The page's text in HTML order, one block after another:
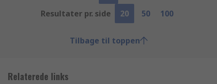
Resultater pr. side
20 50 100
Tilbage til toppen
Relaterede links